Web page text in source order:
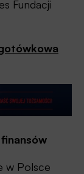
Fundacji
w Polsce